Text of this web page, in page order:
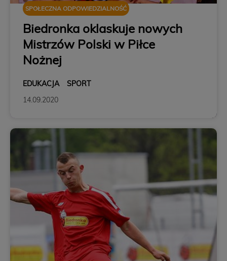
SPOŁECZNA ODPOWIEDZIALNOŚĆ
Biedronka oklaskuje nowych
Mistrzów Polski w Piłce
Nożnej
EDUKACJA SPORT
SPOŁECZNA ODPOWIEDZIALNOŚĆ
14.09.2020